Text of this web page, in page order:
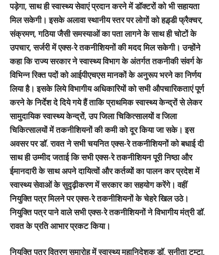
पड़ेगा, साथ ही स्वास्थ्य सेवाएं प्रदान करने में डॉक्टरों को भी सहायता
मिल सकेगी। इसके अलावा स्थानीय स्तर पर लोगों को हड़्डी फ्रैक्चर,
संक्रमण, गठिया जैसी समस्याओं का पता लागने के साथ ही चोटों के
उपचार, सर्जरी में एक्स-रे तकनीशियनों की मदद मिल सकेगी। उन्होंने
कहा कि राज्य सरकार ने स्वास्थ्य विभाग के अंतर्गत तकनीकी संवर्ग के
विभिन्न रिक्त पदों को आईपीएचएस मानकों के अनुरूप भरने का निर्णय
लिया है। इसके लिये विभागीय अधिकारियों को सभी औपचारिकताएं पूर्ण
करने के निर्देश दे दिये गये हैं ताकि प्राथमिक स्वास्थ्य केन्द्रों से लेकर
सामुदायिक स्वास्थ्य केन्द्रों, उप जिला चिकित्सालयों व जिला
चिकित्सालयों में तकनीशियनों की कमी को दूर किया जा सके। इस
अवसर पर डॉ. रावत ने सभी चयनित एक्स-रे तकनीशियनों को बधाई दी
साथ ही उम्मीद जताई कि सभी एक्स-रे तकनीशियन पूरी निष्ठा और
ईमानदारी के साथ अपने दायित्वों और कर्तव्यों का पालन कर प्रदेश में
स्वास्थ्य सेवाओं के सुदृढ़ीकरण में सरकार का सहयोग करेंगे। वहीं
नियुक्ति पत्र मिलने पर एक्स-रे तकनीशियनों के चेहरे खिल उठे।
नियुक्ति पत्र पाने वाले सभी एक्स-रे तकनीशियनों ने विभागीय मंत्री डॉ.
रावत के प्रति आभार प्रकट किया।
नियुक्ति पत्र वितरण समारोह में स्वास्थ्य महानिदेशक डॉ. सुनीता टम्टा,